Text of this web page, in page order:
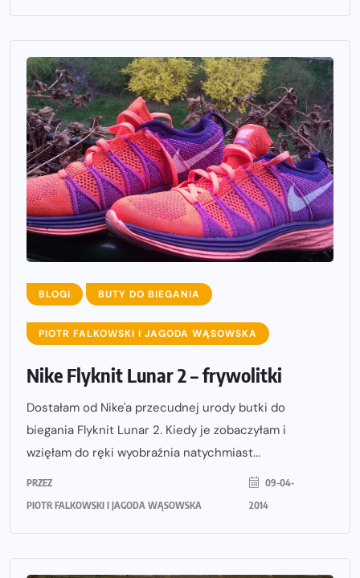
BLOGI BUTY DO BIEGANIA
PIOTR FALKOWSKI I JAGODA WĄSOWSKA
Nike Flyknit Lunar 2 – frywolitki
Dostałam od Nike'a przecudnej urody butki do
biegania Flyknit Lunar 2. Kiedy je zobaczyłam i
wzięłam do ręki wyobraźnia natychmiast...
PRZEZ
PIOTR FALKOWSKI I JAGODA WĄSOWSKA
09-04-
2014